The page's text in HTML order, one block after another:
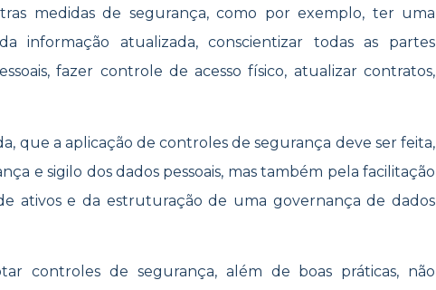
medidas de segurança, como por exemplo, ter uma
informação atualizada, conscientizar todas as partes
fazer controle de acesso físico, atualizar contratos,
que a aplicação de controles de segurança deve ser feita,
e sigilo dos dados pessoais, mas também pela facilitação
ativos e da estruturação de uma governança de dados
controles de segurança, além de boas práticas, não